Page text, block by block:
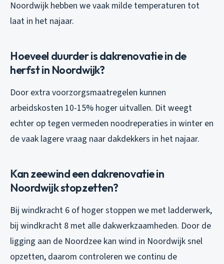
Noordwijk hebben we vaak milde temperaturen tot
laat in het najaar.
Hoeveel duurder is dakrenovatie in de
herfst in Noordwijk?
Door extra voorzorgsmaatregelen kunnen
arbeidskosten 10-15% hoger uitvallen. Dit weegt
echter op tegen vermeden noodreperaties in winter en
de vaak lagere vraag naar dakdekkers in het najaar.
Kan zeewind een dakrenovatie in
Noordwijk stopzetten?
Bij windkracht 6 of hoger stoppen we met ladderwerk,
bij windkracht 8 met alle dakwerkzaamheden. Door de
ligging aan de Noordzee kan wind in Noordwijk snel
opzetten, daarom controleren we continu de